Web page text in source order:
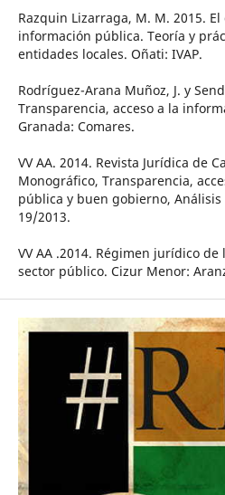
Razquin Lizarraga, M. M. 2015.
información pública. Teoría y
entidades locales. Oñati: IVAP.
Rodríguez-Arana Muñoz, J. y
Transparencia, acceso a la
Granada: Comares.
VV AA. 2014. Revista Jurídica de
Monográfico, Transparencia,
pública y buen gobierno,
19/2013.
VV AA .2014. Régimen jurídico
sector público. Cizur Menor: